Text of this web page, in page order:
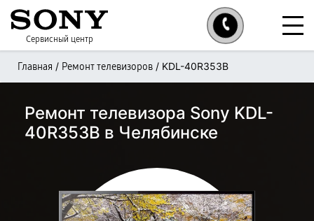
Сервисный центр
Главная / Ремонт телевизоров / KDL-40R353B
Ремонт телевизора Sony KDL-
40R353B в Челябинске